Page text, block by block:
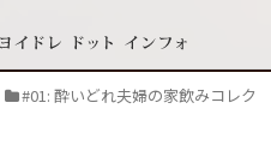
#01: 酔いどれ夫婦の家飲みコレク